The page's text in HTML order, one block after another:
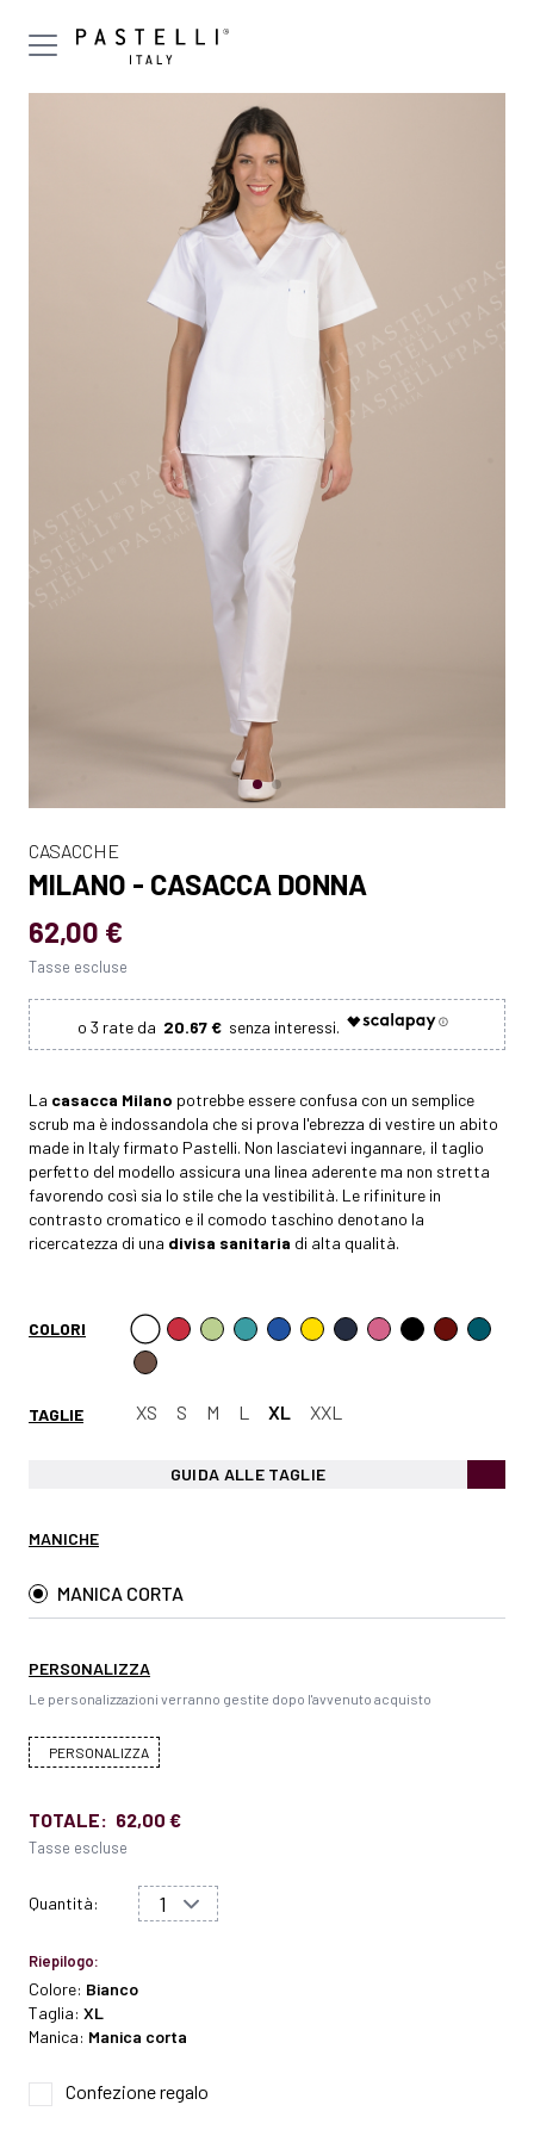
CASACCHE
MILANO - CASACCA DONNA
62,00 €
Tasse escluse
20.67 €
La casacca Milano potrebbe essere confusa con un semplice
scrub ma è indossandola che si prova l'ebrezza di vestire un abito
made in Italy firmato Pastelli. Non lasciatevi ingannare, il taglio
perfetto del modello assicura una linea aderente ma non stretta
favorendo così sia lo stile che la vestibilità. Le rifiniture in
contrasto cromatico e il comodo taschino denotano la
ricercatezza di una divisa sanitaria di alta qualità.
COLORI
TAGLIE XS S M L XL XXL
GUIDA ALLE TAGLIE
MANICHE
MANICA CORTA
PERSONALIZZA
Le personalizzazioni verranno gestite dopo l'avvenuto acquisto
PERSONALIZZA
TOTALE: 62,00 €
Tasse escluse
Quantità:
Riepilogo:
Colore: Bianco
Taglia: XL
Manica: Manica corta
Confezione regalo